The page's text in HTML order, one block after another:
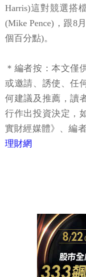
Harris)這對競選搭
(Mike Pence)，跟8
個百分點)。
＊編者按：本文僅
或邀請、誘使、任
何建議及推薦，讀
行作出投資決定，
實財經媒體》、編
理財網